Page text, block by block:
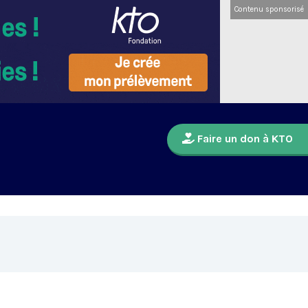
Contenu sponsorisé
Faire un don à KTO